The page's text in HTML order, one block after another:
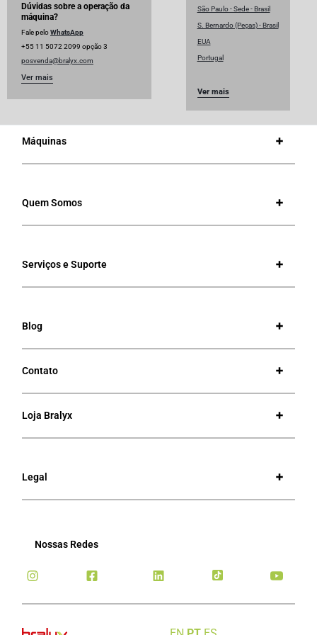
Dúvidas sobre a operação da
máquina?
Fale peloWhatsApp
+55 11 5072 2099 opção 3
posvenda@bralyx.com
Ver mais
São Paulo - Sede - Brasil
S. Bernardo (Peças) - Brasil
EUA
Portugal
Ver mais
Máquinas
Quem Somos
Serviços e Suporte
Blog
Contato
Loja Bralyx
Legal
Nossas Redes